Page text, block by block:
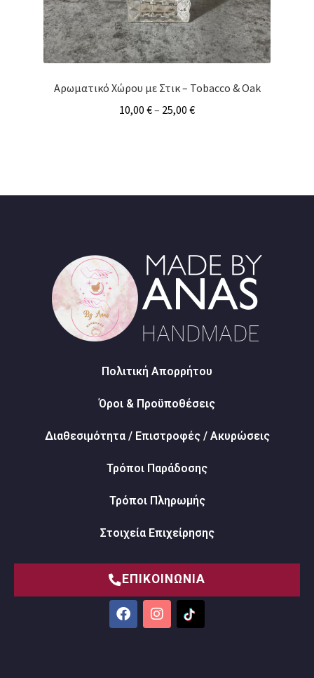
Αρωματικό Χώρου με Στικ – Tobacco & Oak
10,00 €– 25,00 €
Πολιτική Απορρήτου
Όροι & Προϋποθέσεις
Διαθεσιμότητα / Επιστροφές / Ακυρώσεις
Τρόποι Παράδοσης
Τρόποι Πληρωμής
Στοιχεία Επιχείρησης
ΕΠΙΚΟΙΝΩΝΙΑ